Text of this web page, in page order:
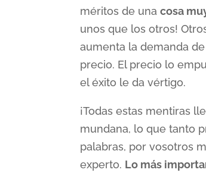
méritos de unacosa
unos que los otros!
aumenta la demanda
precio. El precio lo
el éxito le da vértigo.
¡Todas estas mentiras
mundana, lo que tanto
palabras, por vosotros
experto. Lo más